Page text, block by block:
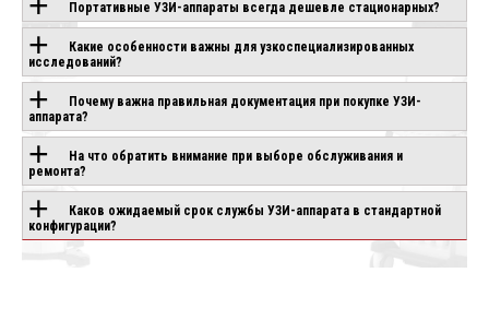
Портативные УЗИ-аппараты всегда дешевле стационарных?
Какие особенности важны для узкоспециализированных
исследований?
Почему важна правильная документация при покупке УЗИ-
аппарата?
На что обратить внимание при выборе обслуживания и
ремонта?
Каков ожидаемый срок службы УЗИ-аппарата в стандартной
конфигурации?
ОБОРУДОВАНИЕ С
ЭТОЙ
ТЕХНОЛОГИЕЙ
AIR CANON APLIO GO
SONOSTAR
8S